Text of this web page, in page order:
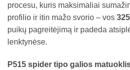
procesu, kuris maksimaliai
profilio ir itin mažo svorio – vos
puikų pagreitėjimą ir padeda
lenktynėse.
P515 spider tipo galios